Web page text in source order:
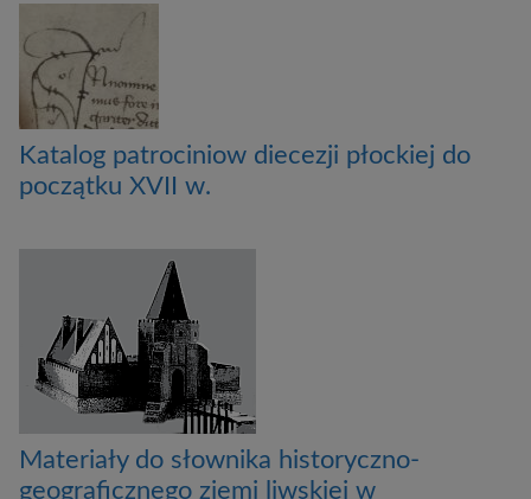
Katalog patrociniow diecezji płockiej do
początku XVII w.
Materiały do słownika historyczno-
geograficznego ziemi liwskiej w